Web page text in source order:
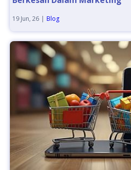
19 Jun, 26 | Blog